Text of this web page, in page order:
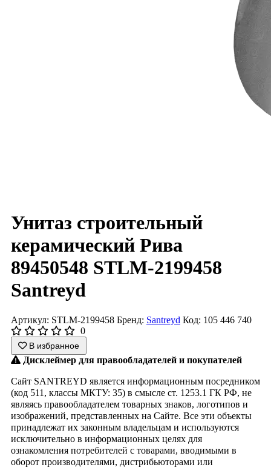
Унитаз строительный
керамический Рива
89450548 STLM-2199458
Santreyd
Артикул: STLM-2199458 Бренд: Santreyd Код: 105 446 740
0
В избранное
Дисклеймер для правообладателей и покупателей
Сайт SANTREYD является информационным посредником
(код 511, классы МКТУ: 35) в смысле ст. 1253.1 ГК РФ, не
являясь правообладателем товарных знаков, логотипов и
изображений, представленных на Сайте. Все эти объекты
принадлежат их законным владельцам и используются
исключительно в информационных целях для
ознакомления потребителей с товарами, вводимыми в
оборот производителями, дистрибьюторами или